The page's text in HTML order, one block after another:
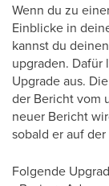
Wenn du zu
Einblicke in
kannst du
upgraden.
Upgrade aus.
der Bericht vom
neuer Bericht
sobald er auf
Folgende